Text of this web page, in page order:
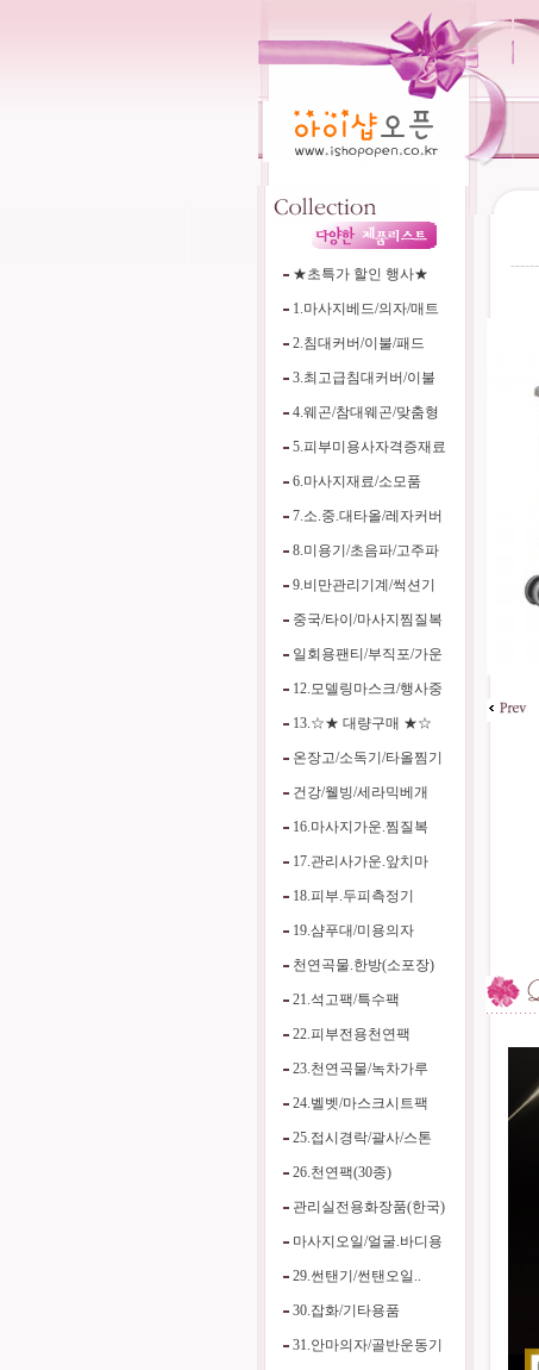
★초특가 할인 행사★
1.마사지베드/의자/매트
2.침대커버/이불/패드
3.최고급침대커버/이불
4.웨곤/참대웨곤/맞춤형
5.피부미용사자격증재료
6.마사지재료/소모품
7.소.중.대타올/레자커버
8.미용기/초음파/고주파
9.비만관리기계/썩션기
중국/타이/마사지찜질복
일회용팬티/부직포/가운
12.모델링마스크/행사중
13.☆★ 대량구매 ★☆
온장고/소독기/타올찜기
건강/웰빙/세라믹베개
16.마사지가운.찜질복
17.관리사가운.앞치마
18.피부.두피측정기
19.샴푸대/미용의자
천연곡물.한방(소포장)
21.석고팩/특수팩
22.피부전용천연팩
23.천연곡물/녹차가루
24.벨벳/마스크시트팩
25.접시경락/괄사/스톤
26.천연팩(30종)
관리실전용화장품(한국)
마사지오일/얼굴.바디용
29.썬탠기/썬탠오일..
30.잡화/기타용품
31.안마의자/골반운동기